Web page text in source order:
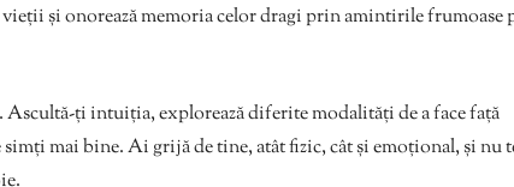
și onorează memoria celor dragi prin amintirile frumoase
ți intuiția, explorează diferite modalități de a face față
simți mai bine. Ai grijă de tine, atât fizic, cât și emoțional, și nu